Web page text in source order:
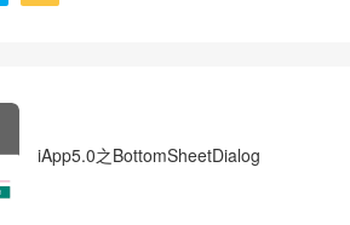
iApp5.0之BottomSheetDialog